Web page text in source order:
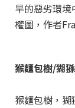
旱的惡劣環
權圖，作者
猴麵包樹/猢
猴麵包樹，